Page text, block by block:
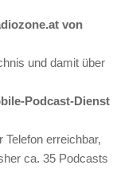
von
und damit über
Podcast-Dienst
Telefon erreichbar,
ca. 35 Podcasts